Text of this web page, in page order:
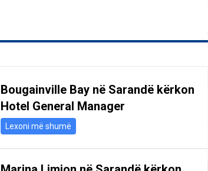
Bougainville Bay në Sarandë kërkon
Hotel General Manager
Lexoni më shumë